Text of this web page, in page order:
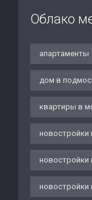
Облако
апартаменты
дом в
квартиры в
новостройки
новостройки
новостройки